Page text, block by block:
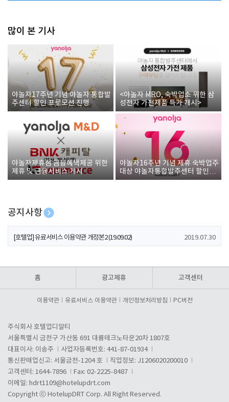
많이 본 기사
야놀자17주년 기념 야놀자 통합발
주센터 할인 프로모션 진행
<야놀자 MRO, 숙박업소 위한 삼
성전자 가전제품 특가 개시>
야놀자제휴점 금융혜택제공 위한
제휴 및 금융서비스 게시
야놀자16주년 기념 제휴 숙박업주
대상 야놀자통합발주센터 할인쿠
폰 증정
공지사항
[호텔업] 개인정보 처리방침 개정본1 (19.09.02)
[호텔업] 유료서비스 이용약관 개정본2 (19.09.02) 2019.07.30
홈 광고제휴 고객센터
이용약관 유료서비스 이용약관 개인정보처리방침 PC버전
주식회사 호텔업디알티
서울특별시 금천구 가산동 691 대륭테크노타운20차 1807호
대표이사: 이송주
사업자등록번호: 441-87-01934
통신판매업신고: 서울금천-1204 호
직업정보: J1206020200010
고객센터: 1644-7896
Fax: 02-2225-8487
이메일: hdrt1109@hotelupdrt.com
Copyright ⓒ HotelupDRT Corp. All Right Reserved.